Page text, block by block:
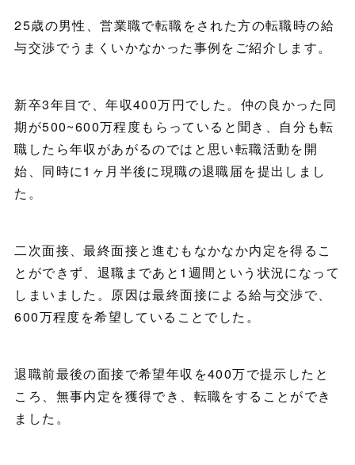
25歳の男性、営業職で転職をされた方の転職時の給
与交渉でうまくいかなかった事例をご紹介します。
新卒3年目で、年収400万円でした。仲の良かった同
期が500~600万程度もらっていると聞き、自分も転
職したら年収があがるのではと思い転職活動を開
始、同時に1ヶ月半後に現職の退職届を提出しまし
た。
二次面接、最終面接と進むもなかなか内定を得るこ
とができず、退職まであと1週間という状況になって
しまいました。原因は最終面接による給与交渉で、
600万程度を希望していることでした。
退職前最後の面接で希望年収を400万で提示したと
ころ、無事内定を獲得でき、転職をすることができ
ました。